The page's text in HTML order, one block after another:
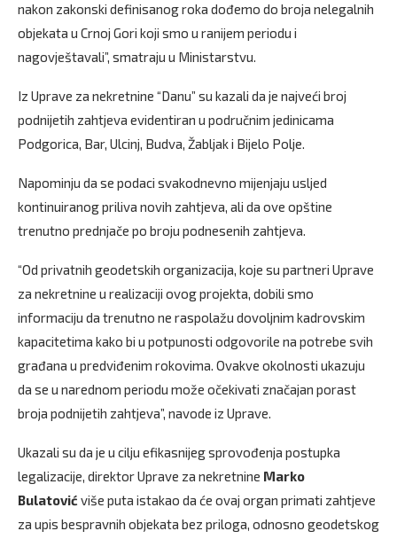
nakon zakonski definisanog roka dođemo do broja nelegalnih
objekata u Crnoj Gori koji smo u ranijem periodu i
nagovještavali”, smatraju u Ministarstvu.
Iz Uprave za nekretnine “Danu” su kazali da je najveći broj
podnijetih zahtjeva evidentiran u područnim jedinicama
Podgorica, Bar, Ulcinj, Budva, Žabljak i Bijelo Polje.
Napominju da se podaci svakodnevno mijenjaju usljed
kontinuiranog priliva novih zahtjeva, ali da ove opštine
trenutno prednjače po broju podnesenih zahtjeva.
“Od privatnih geodetskih organizacija, koje su partneri Uprave
za nekretnine u realizaciji ovog projekta, dobili smo
informaciju da trenutno ne raspolažu dovoljnim kadrovskim
kapacitetima kako bi u potpunosti odgovorile na potrebe svih
građana u predviđenim rokovima. Ovakve okolnosti ukazuju
da se u narednom periodu može očekivati značajan porast
broja podnijetih zahtjeva”, navode iz Uprave.
Ukazali su da je u cilju efikasnijeg sprovođenja postupka
legalizacije, direktor Uprave za nekretnine Marko
Bulatović više puta istakao da će ovaj organ primati zahtjeve
za upis bespravnih objekata bez priloga, odnosno geodetskog